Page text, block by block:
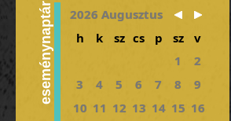
eseménynaptár
2026 Augusztus
h
k sz cs p sz
v
1
2
3
4 5 6 7 8
9
10 11 12 13 14 15 16